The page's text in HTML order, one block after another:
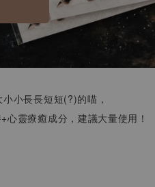
小長長短短(?)的喵，
心靈療癒成分，建議大量使用！